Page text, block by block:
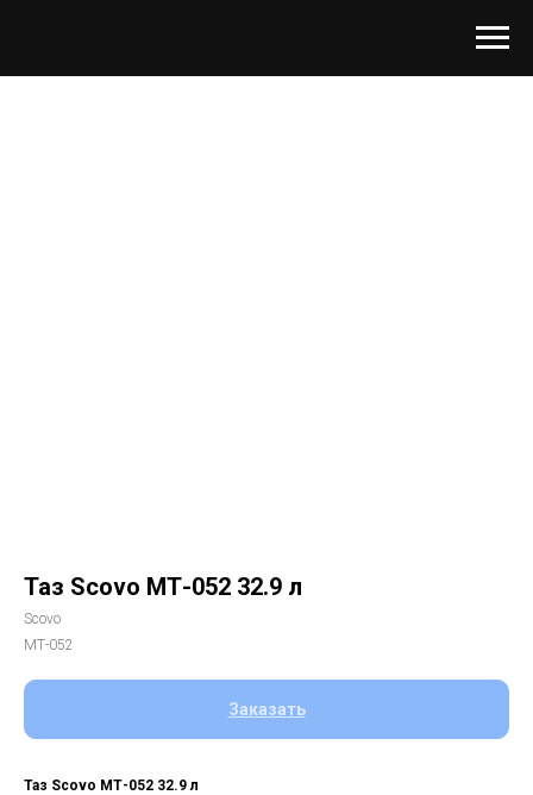
Таз Scovo МТ-052 32.9 л
Scovo
МТ-052
Заказать
Таз Scovo МТ-052 32.9 л